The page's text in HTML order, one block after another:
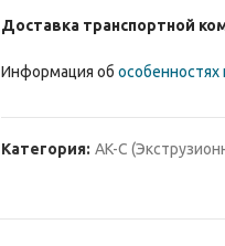
Доставка транспортной
Информация об особенностях
Категория: AK-C